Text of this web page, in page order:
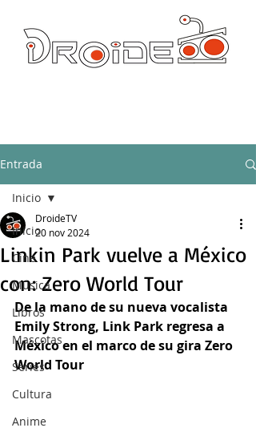
Entrada
Inicio
Cine
Música
Libros
Mascotas
Series
Cultura
Anime
Inicio
Linkin Park vuelve a México
con: Zero World Tour
DroideTV
20 nov 2024
De la mano de su nueva vocalista
Emily Strong, Link Park regresa a
México en el marco de su gira Zero
World Tour